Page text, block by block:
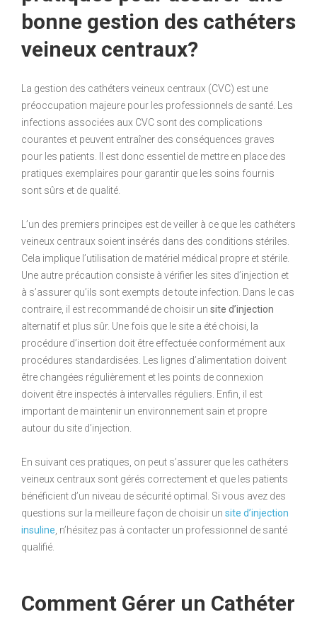
bonne gestion des cathéters
veineux centraux?
La gestion des cathéters veineux centraux (CVC) est une
préoccupation majeure pour les professionnels de santé. Les
infections associées aux CVC sont des complications
courantes et peuvent entraîner des conséquences graves
pour les patients. Il est donc essentiel de mettre en place des
pratiques exemplaires pour garantir que les soins fournis
sont sûrs et de qualité.
L’un des premiers principes est de veiller à ce que les cathéters
veineux centraux soient insérés dans des conditions stériles.
Cela implique l’utilisation de matériel médical propre et stérile.
Une autre précaution consiste à vérifier les sites d’injection et
à s’assurer qu’ils sont exempts de toute infection. Dans le cas
contraire, il est recommandé de choisir un site d’injection
alternatif et plus sûr. Une fois que le site a été choisi, la
procédure d’insertion doit être effectuée conformément aux
procédures standardisées. Les lignes d’alimentation doivent
être changées régulièrement et les points de connexion
doivent être inspectés à intervalles réguliers. Enfin, il est
important de maintenir un environnement sain et propre
autour du site d’injection.
En suivant ces pratiques, on peut s’assurer que les cathéters
veineux centraux sont gérés correctement et que les patients
bénéficient d’un niveau de sécurité optimal. Si vous avez des
questions sur la meilleure façon de choisir un site d’injection
insuline, n’hésitez pas à contacter un professionnel de santé
qualifié.
Comment Gérer un Cathéter